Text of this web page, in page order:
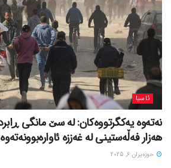
ئاسیا
هەزار فەڵەستینی لە غەززە ئاوارەبوونەتەوە
حوزه‌یران 6, 2025